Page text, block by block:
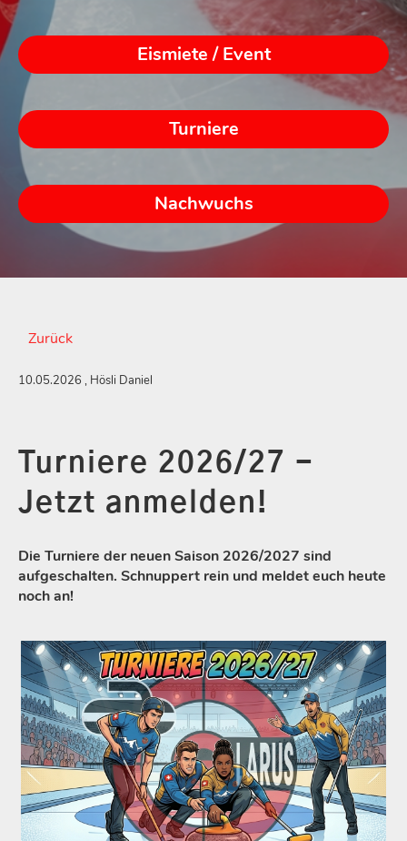
Eismiete / Event
Turniere
Nachwuchs
Zurück
10.05.2026 , Hösli Daniel
Turniere 2026/27 -
Jetzt anmelden!
Die Turniere der neuen Saison 2026/2027 sind
aufgeschalten. Schnuppert rein und meldet euch heute
noch an!